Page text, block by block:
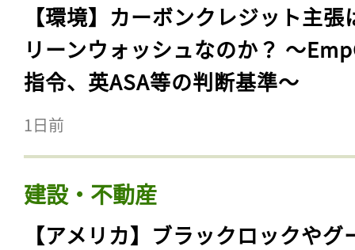
【環境】カーボンクレジット主張
リーンウォッシュなのか？ 〜
指令、英ASA等の判断基準〜
1日前
建設・不動産
【アメリカ】ブラックロックやグ